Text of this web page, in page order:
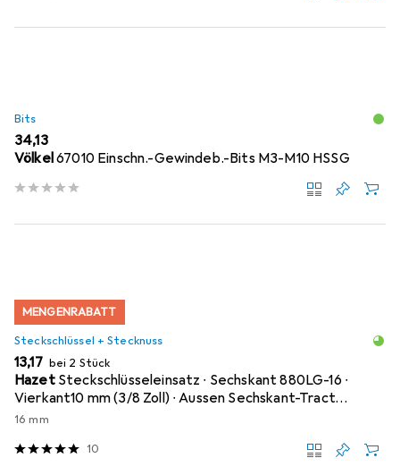
Bits
EUR
34,13
Völkel67010 Einschn.-Gewindeb.-Bits M3-M10 HSSG
MENGENRABATT
Steckschlüssel + Stecknuss
EUR
13,17 bei 2 Stück
Hazet Steckschlüsseleinsatz ∙ Sechskant 880LG-16 ∙
Vierkant10 mm (3/8 Zoll) ∙ Aussen Sechskant-Tract…
16 mm
10